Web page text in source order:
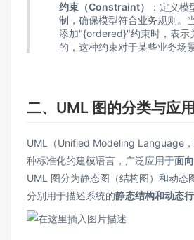
约束（Constraint）
：定义
制，确保模型符合业务规则。
添加"{ordered}"约束时，表示
的，这种约束对于某些业务场
二、UML 图的分类与应用
UML（Unified Modeling Language
种标准化的建模语言，广泛应用于面
UML 图分为静态图（结构图）和动态
分别用于描述系统的静态结构和动态行